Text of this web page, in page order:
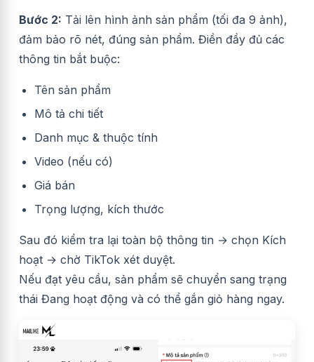
Bước 2: Tải lên hình ảnh sản phẩm (tối đa 9 ảnh),
đảm bảo rõ nét, đúng sản phẩm. Điền đầy đủ các
thông tin bắt buộc:
Tên sản phẩm
Mô tả chi tiết
Danh mục & thuộc tính
Video (nếu có)
Giá bán
Trọng lượng, kích thước
Sau đó kiểm tra lại toàn bộ thông tin → chọn Kích
hoạt → chờ TikTok xét duyệt.
Nếu đạt yêu cầu, sản phẩm sẽ chuyển sang trạng
thái Đang hoạt động và có thể gắn giỏ hàng ngay.